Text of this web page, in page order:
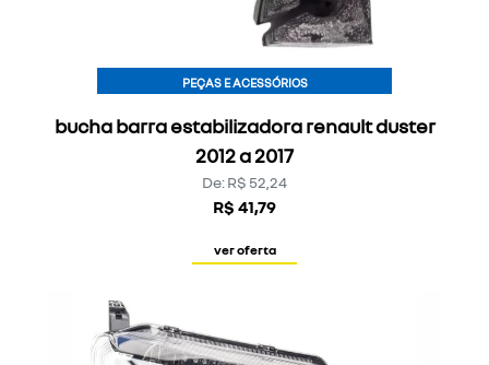
bucha barra estabilizadora renault duster
2012 a 2017
PEÇAS E ACESSÓRIOS
De: R$ 52,24
R$ 41,79
ver oferta